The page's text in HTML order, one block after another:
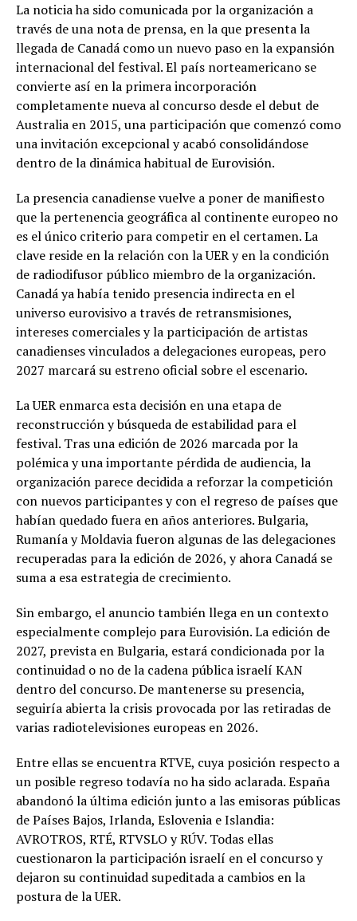
La noticia ha sido comunicada por la organización a
través de una nota de prensa, en la que presenta la
llegada de Canadá como un nuevo paso en la expansión
internacional del festival. El país norteamericano se
convierte así en la primera incorporación
completamente nueva al concurso desde el debut de
Australia en 2015, una participación que comenzó como
una invitación excepcional y acabó consolidándose
dentro de la dinámica habitual de Eurovisión.
La presencia canadiense vuelve a poner de manifiesto
que la pertenencia geográfica al continente europeo no
es el único criterio para competir en el certamen. La
clave reside en la relación con la UER y en la condición
de radiodifusor público miembro de la organización.
Canadá ya había tenido presencia indirecta en el
universo eurovisivo a través de retransmisiones,
intereses comerciales y la participación de artistas
canadienses vinculados a delegaciones europeas, pero
2027 marcará su estreno oficial sobre el escenario.
La UER enmarca esta decisión en una etapa de
reconstrucción y búsqueda de estabilidad para el
festival. Tras una edición de 2026 marcada por la
polémica y una importante pérdida de audiencia, la
organización parece decidida a reforzar la competición
con nuevos participantes y con el regreso de países que
habían quedado fuera en años anteriores. Bulgaria,
Rumanía y Moldavia fueron algunas de las delegaciones
recuperadas para la edición de 2026, y ahora Canadá se
suma a esa estrategia de crecimiento.
Sin embargo, el anuncio también llega en un contexto
especialmente complejo para Eurovisión. La edición de
2027, prevista en Bulgaria, estará condicionada por la
continuidad o no de la cadena pública israelí KAN
dentro del concurso. De mantenerse su presencia,
seguiría abierta la crisis provocada por las retiradas de
varias radiotelevisiones europeas en 2026.
Entre ellas se encuentra RTVE, cuya posición respecto a
un posible regreso todavía no ha sido aclarada. España
abandonó la última edición junto a las emisoras públicas
de Países Bajos, Irlanda, Eslovenia e Islandia:
AVROTROS, RTÉ, RTVSLO y RÚV. Todas ellas
cuestionaron la participación israelí en el concurso y
dejaron su continuidad supeditada a cambios en la
postura de la UER.